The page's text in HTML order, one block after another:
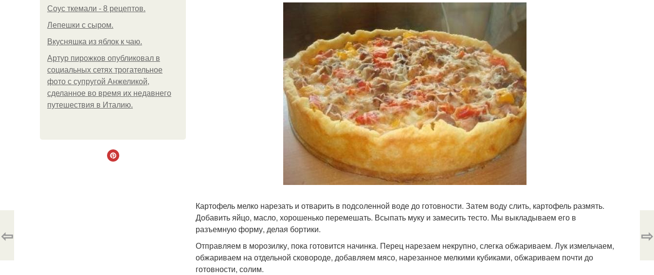
Соус ткемали - 8 рецептов.
Лепешки с сыром.
Вкусняшка из яблок к чаю.
Артур пирожков опубликовал в
социальных сетях трогательное
фото с супругой Анжеликой,
сделанное во время их недавнего
путешествия в Италию.
Картофель мелко нарезать и отварить в подсоленной воде до готовности. Затем воду слить, картофель размять.
Добавить яйцо, масло, хорошенько перемешать. Всыпать муку и замесить тесто. Мы выкладываем его в
разъемную форму, делая бортики.
Отправляем в морозилку, пока готовится начинка. Перец нарезаем некрупно, слегка обжариваем. Лук измельчаем,
обжариваем на отдельной сковороде, добавляем мясо, нарезанное мелкими кубиками, обжариваем почти до
готовности, солим.
⇦ ⇨